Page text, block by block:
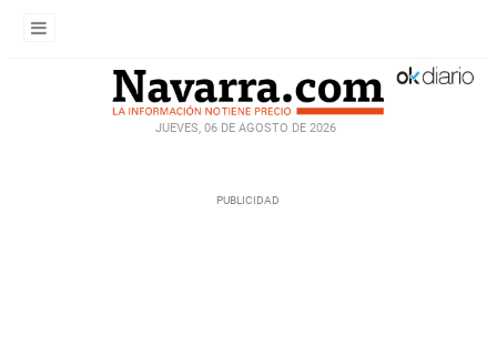
JUEVES, 06 DE AGOSTO DE 2026